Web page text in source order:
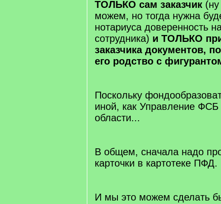
ТОЛЬКО сам заказчик
можем, но тогда нужна
нотариуса доверенность
сотрудника) и ТОЛЬКО
заказчика документов,
его родство с
Поскольку
иной, как Управление ФСБ
области...
В общем, сначала надо
карточки в картотеке ПФД.
И мы это можем сделать